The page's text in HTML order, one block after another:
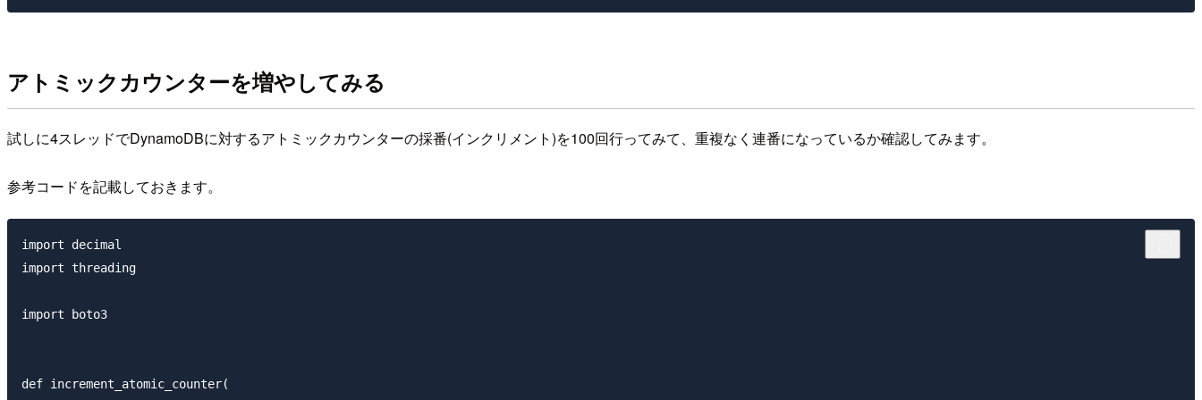
アトミックカウンターを増やしてみる
試しに4スレッドでDynamoDBに対するアトミックカウンターの採番(インクリメント)を100回行ってみて、重複なく連番になっているか確認してみます。
参考コードを記載しておきます。
import decimal
import threading
import boto3
def increment_atomic_counter(